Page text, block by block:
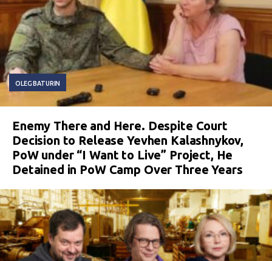
OLEG BATURIN
Enemy There and Here. Despite Court
Decision to Release Yevhen Kalashnykov,
PoW under “I Want to Live” Project, He
Detained in PoW Camp Over Three Years